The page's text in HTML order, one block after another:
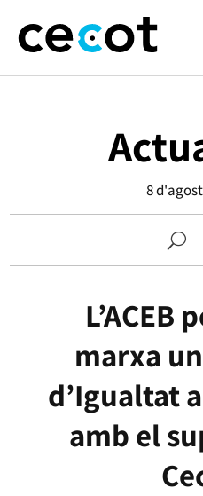
8
L’ACEB
marxa
d’Igualtat
amb el